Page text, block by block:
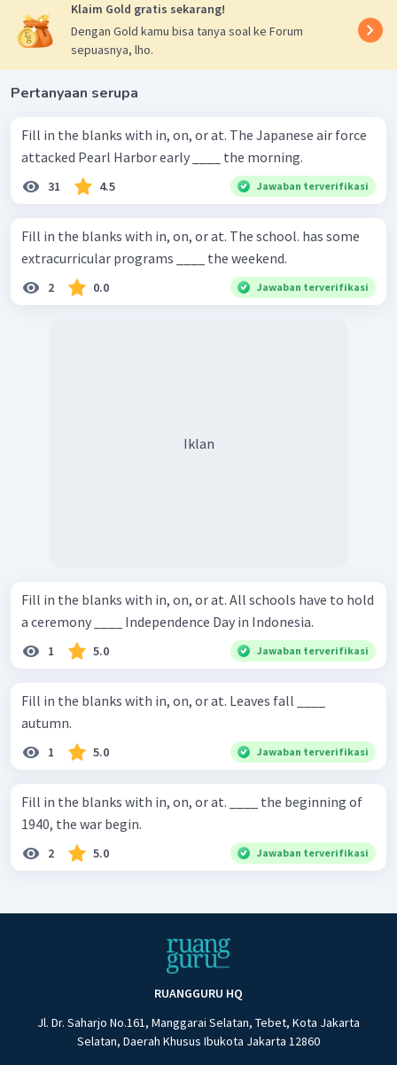
Klaim Gold gratis sekarang!
Dengan Gold kamu bisa tanya soal ke Forum
sepuasnya, lho.
Pertanyaan serupa
Fill in the blanks with in, on, or at. The Japanese air force
attacked Pearl Harbor early ____ the morning.
31 4.5 Jawaban terverifikasi
Fill in the blanks with in, on, or at. The school. has some
extracurricular programs ____ the weekend.
2 0.0 Jawaban terverifikasi
Iklan
Fill in the blanks with in, on, or at. All schools have to hold
a ceremony ____ Independence Day in Indonesia.
1 5.0 Jawaban terverifikasi
Fill in the blanks with in, on, or at. Leaves fall ____
autumn.
1 5.0 Jawaban terverifikasi
Fill in the blanks with in, on, or at. ____ the beginning of
1940, the war begin.
2 5.0 Jawaban terverifikasi
RUANGGURU HQ
Jl. Dr. Saharjo No.161, Manggarai Selatan, Tebet, Kota Jakarta
Selatan, Daerah Khusus Ibukota Jakarta 12860